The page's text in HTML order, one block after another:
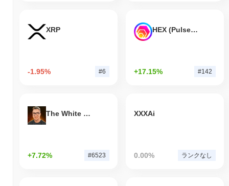
XRP
-1.95% #6
HEX (Pulsechain)
+17.15% #142
The White Bull
+7.72% #6523
XXXAi
0.00% ランクなし